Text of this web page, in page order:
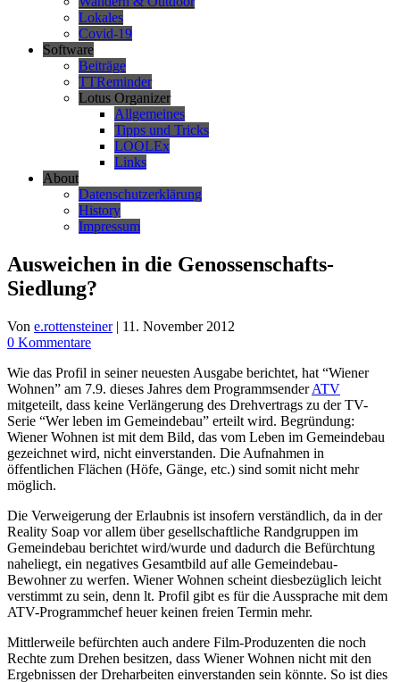
Lokales
Covid-19
Software
Beiträge
TTReminder
Lotus Organizer
Allgemeines
Tipps und Tricks
LOOLEx
Links
About
Datenschutzerklärung
History
Impressum
Ausweichen in die Genossenschafts-
Siedlung?
Von e.rottensteiner | 11. November 2012
0 Kommentare
Wie das Profil in seiner neuesten Ausgabe berichtet, hat “Wiener
Wohnen” am 7.9. dieses Jahres dem ProgrammsenderATV
mitgeteilt, dass keine Verlängerung des Drehvertrags zu der TV-
Serie “Wer leben im Gemeindebau” erteilt wird. Begründung:
Wiener Wohnen ist mit dem Bild, das vom Leben im Gemeindebau
gezeichnet wird, nicht einverstanden. Die Aufnahmen in
öffentlichen Flächen (Höfe, Gänge, etc.) sind somit nicht mehr
möglich.
Die Verweigerung der Erlaubnis ist insofern verständlich, da in der
Reality Soap vor allem über gesellschaftliche Randgruppen im
Gemeindebau berichtet wird/wurde und dadurch die Befürchtung
naheliegt, ein negatives Gesamtbild auf alle Gemeindebau-
Bewohner zu werfen. Wiener Wohnen scheint diesbezüglich leicht
verstimmt zu sein, denn lt. Profil gibt es für die Aussprache mit dem
ATV-Programmchef heuer keinen freien Termin mehr.
Mittlerweile befürchten auch andere Film-Produzenten die noch
Rechte zum Drehen besitzen, dass Wiener Wohnen nicht mit den
Ergebnissen der Dreharbeiten einverstanden sein könnte. So ist dies